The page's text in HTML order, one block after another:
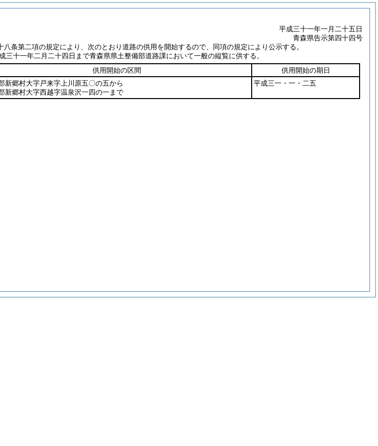
平成三十一年一月二十五日
青森県告示第四十四号
八条第二項の規定により、次のとおり道路の供用を開始するので、同項の規定により公示する。
三十一年二月二十四日まで青森県県土整備部道路課において一般の縦覧に供する。
供用開始の区間
供用開始の期日
新郷村大字戸来字上川原五〇の五から
新郷村大字西越字温泉沢一四の一まで
平成三一・一・二五